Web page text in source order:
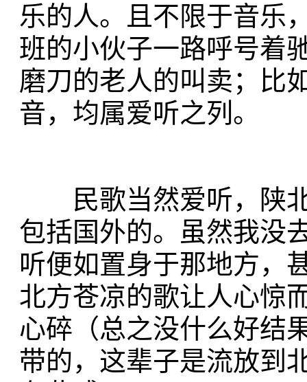
乐的人。且不限于音乐
班的小伙子一路呼号着
磨刀的老人的叫卖；比
音，均属爱听之列。
民歌当然爱听，陕北
包括国外的。虽然我没
听便如置身于那地方，
北方苍凉的歌让人心惊
心碎（总之没什么好结
带的，这辈子是流放到